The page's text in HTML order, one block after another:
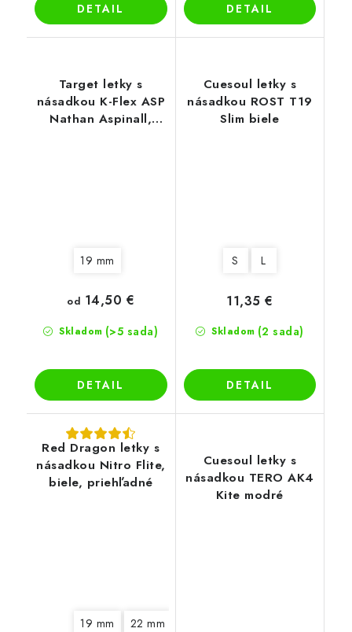
DETAIL DETAIL
Target letky s
násadkou K-Flex ASP
Nathan Aspinall,
19 mm
Skladom (>5 sada)
od 14,50 €
DETAIL
Cuesoul letky s
násadkou ROST T19
Slim biele
S L
Skladom (2 sada)
11,35 €
DETAIL
Red Dragon letky s
násadkou Nitro Flite,
biele, priehľadné
19 mm 22 mm
Cuesoul letky s
násadkou TERO AK4
Kite modré